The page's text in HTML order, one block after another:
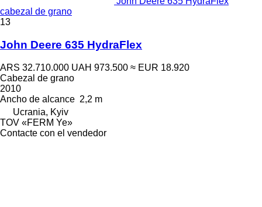
cabezal de grano
13
John Deere 635 HydraFlex
ARS 32.710.000 UAH 973.500 ≈ EUR 18.920
Cabezal de grano
2010
Ancho de alcance 2,2 m
Ucrania, Kyiv
TOV «FERM Ye»
Contacte con el vendedor